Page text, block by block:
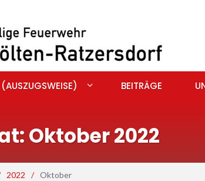
BEITRÄGE
Oktober 2022
2022 / Oktober